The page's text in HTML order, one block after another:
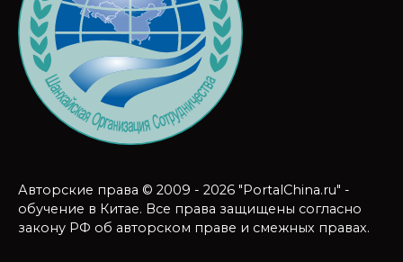
Авторские права © 2009 - 2026 "PortalChina.ru" -
обучение в Китае. Все права защищены согласно
закону РФ об авторском праве и смежных правах.